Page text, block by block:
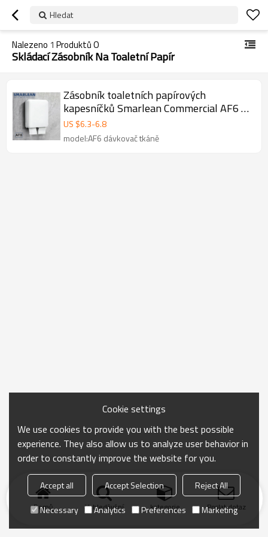
Hledat
Nalezeno 1 Produktů O
Skládací Zásobník Na Toaletní Papír
Zásobník toaletních papírových
kapesníčků Smarlean Commercial AF6 s
dvojitým výstupem na papír
US $6.3-6.8
model:AF6 dávkovač tkáně
Domů Vyhledávání kategorie Poslat dotaz
Cookie settings
We use cookies to provide you with the best possible
experience. They also allow us to analyze user behavior in
order to constantly improve the website for you.
Accept all Accept Selection
Reject All
Necessary
Analytics Preferences Marketing